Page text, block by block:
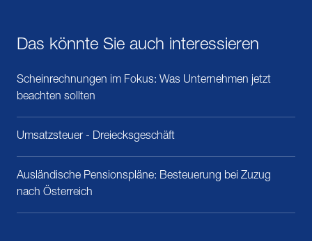
Das könnte Sie auch interessieren
Scheinrechnungen im Fokus: Was Unternehmen jetzt
beachten sollten
Umsatzsteuer - Dreiecksgeschäft
Ausländische Pensionspläne: Besteuerung bei Zuzug
nach Österreich